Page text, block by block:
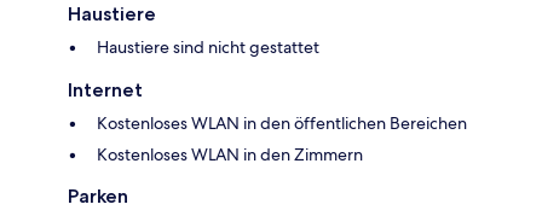
Haustiere
Haustiere sind nicht gestattet
Internet
Kostenloses WLAN in den öffentlichen Bereichen
Kostenloses WLAN in den Zimmern
Parken